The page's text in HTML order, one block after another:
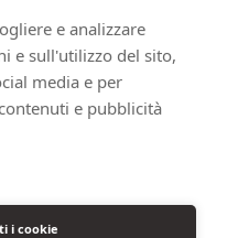
e analizzare
e sull'utilizzo del sito,
media e per
e pubblicità
i cookie